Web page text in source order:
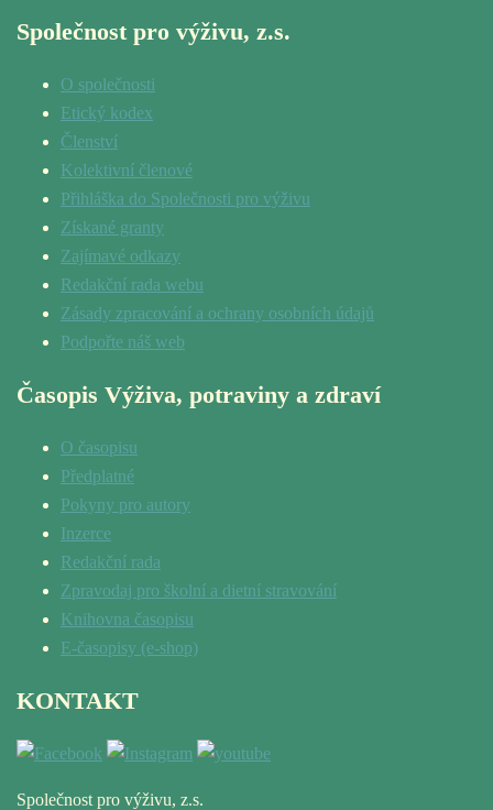
Společnost pro výživu, z.s.
O společnosti
Etický kodex
Členství
Kolektivní členové
Přihláška do Společnosti pro výživu
Získané granty
Zajímavé odkazy
Redakční rada webu
Zásady zpracování a ochrany osobních údajů
Podpořte náš web
Časopis Výživa, potraviny a zdraví
O časopisu
Předplatné
Pokyny pro autory
Inzerce
Redakční rada
Zpravodaj pro školní a dietní stravování
Knihovna časopisu
E-časopisy (e-shop)
KONTAKT
Společnost pro výživu, z.s.